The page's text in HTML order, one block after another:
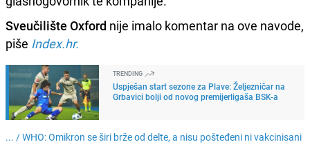
Sveučilište Oxford nije imalo komentar na ove navode,
piše Index.hr.
TRENDING
Uspješan start sezone za Plave: Željezničar na
Grbavici bolji od novog premijerligaša BSK-a
... /WHO: Omikron se širi brže od delte, a nisu pošteđeni ni vakcinisani